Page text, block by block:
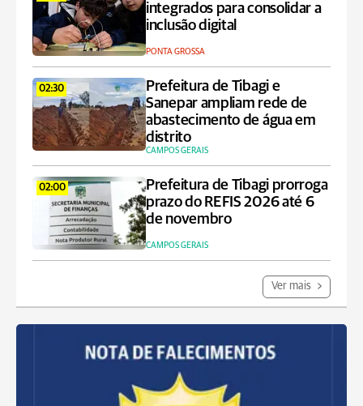
integrados para consolidar a
inclusão digital
PONTA GROSSA
02:30
Prefeitura de Tibagi e
Sanepar ampliam rede de
abastecimento de água em
distrito
CAMPOS GERAIS
02:00
Prefeitura de Tibagi prorroga
prazo do REFIS 2026 até 6
de novembro
CAMPOS GERAIS
Ver mais